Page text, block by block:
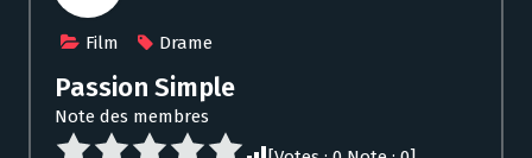
Film Drame
Passion Simple
Note des membres